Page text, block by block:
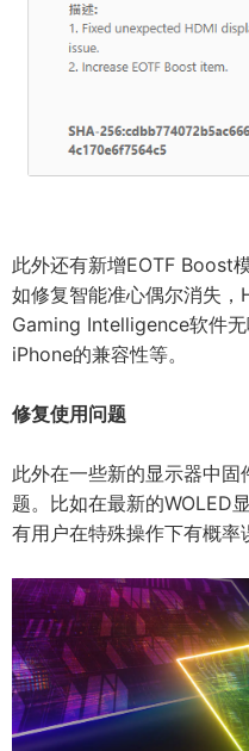
此外还有新增EOTF Boost
如修复智能准心偶尔消失
Gaming Intelligence软件
iPhone的兼容性等。
修复使用问题
此外在一些新的显示器中
题。比如在最新的WOLED
有用户在特殊操作下有概率